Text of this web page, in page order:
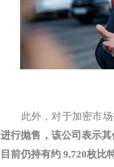
此外，对于加密市场
进行抛售，该公司表示
目前仍持有约 9,720枚比